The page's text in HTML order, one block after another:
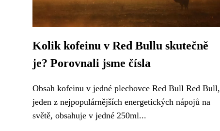
Kolik kofeinu v Red Bullu skutečně
je? Porovnali jsme čísla
Obsah kofeinu v jedné plechovce Red Bull Red Bull,
jeden z nejpopulárnějších energetických nápojů na
světě, obsahuje v jedné 250ml...